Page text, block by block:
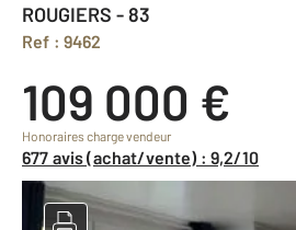
ROUGIERS - 83
Ref : 9462
109 000 €
Honoraires charge vendeur
677 avis (achat/vente) : 9,2/10